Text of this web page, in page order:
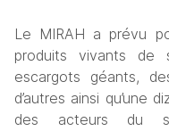
Le MIRAH a prévu
produits vivants de
escargots géants,
d’autres ainsi qu’une
des acteurs du